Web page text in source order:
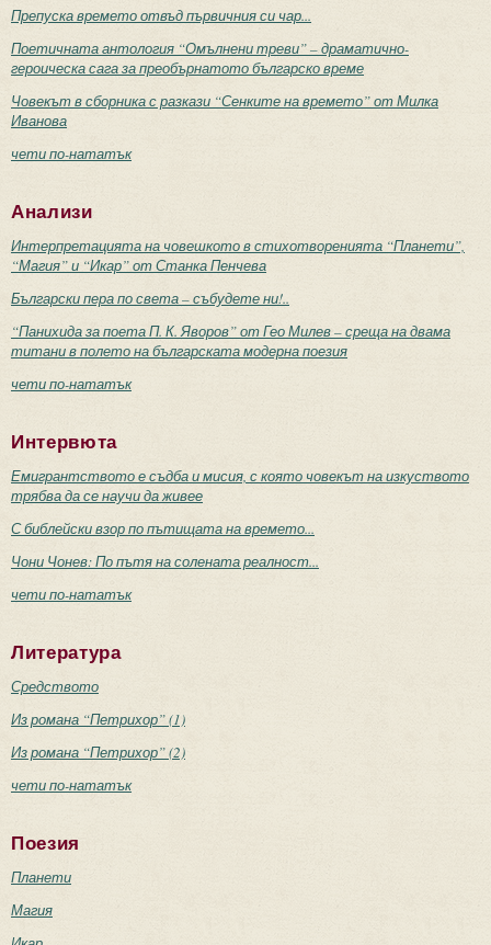
Препуска времето отвъд първичния си чар...
Поетичната антология “Омълнени треви” – драматично-
героическа сага за преобърнатото българско време
Човекът в сборника с разкази “Сенките на времето” от Милка
Иванова
чети по-нататък
Анализи
Интерпретацията на човешкото в стихотворенията “Планети”,
“Магия” и “Икар” от Станка Пенчева
Български пера по света – събудете ни!..
“Панихида за поета П. К. Яворов” от Гео Милев – среща на двама
титани в полето на българската модерна поезия
чети по-нататък
Интервюта
Емигрантството е съдба и мисия, с която човекът на изкуството
трябва да се научи да живее
С библейски взор по пътищата на времето...
Чони Чонев: По пътя на солената реалност...
чети по-нататък
Литература
Средството
Из романа “Петрихор” (1)
Из романа “Петрихор” (2)
чети по-нататък
Поезия
Планети
Магия